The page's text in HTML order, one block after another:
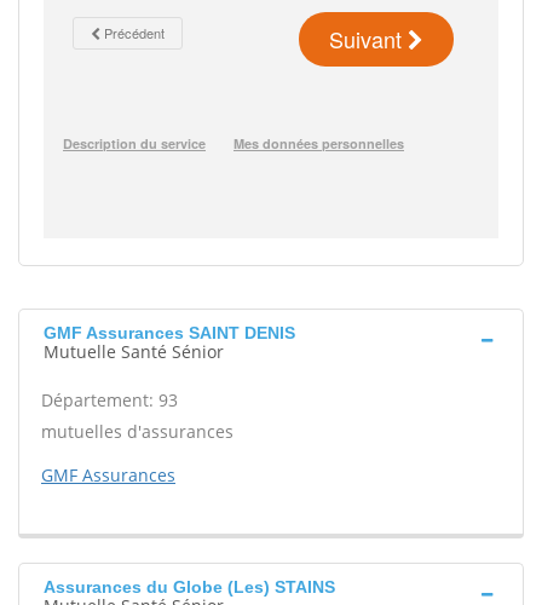
GMF Assurances SAINT DENIS
Mutuelle Santé Sénior
Département: 93
mutuelles d'assurances
GMF Assurances
Assurances du Globe (Les) STAINS